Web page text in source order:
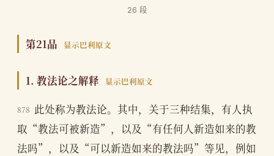
26 段
第21品 显示巴利原文
1. 教法论之解释 显示巴利原文
878 此处称为教法论。其中，关于三种结集，有人执
取“教法可被新造”，以及“有任何人新造如来的教
法吗”，以及“可以新造如来的教法吗”等见，例如